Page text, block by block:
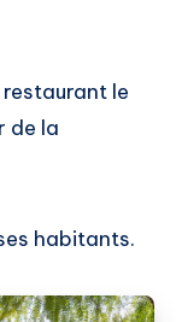
le
de la
habitants.